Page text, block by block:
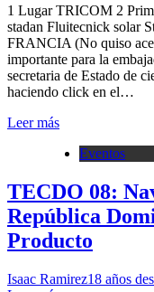
1 Lugar TRICOM 2
stadan Fluitecnick solar
FRANCIA (No quiso
importante para la
secretaria de Estado de
haciendo click en el…
Leer más
Eventos
TECDO 08:
República
Producto
Isaac Ramirez18 años